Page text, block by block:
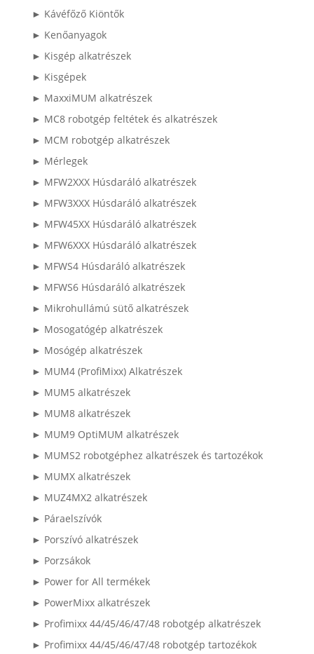
► Kávéfőző Kiöntők
► Kenőanyagok
► Kisgép alkatrészek
► Kisgépek
► MaxxiMUM alkatrészek
► MC8 robotgép feltétek és alkatrészek
► MCM robotgép alkatrészek
► Mérlegek
► MFW2XXX Húsdaráló alkatrészek
► MFW3XXX Húsdaráló alkatrészek
► MFW45XX Húsdaráló alkatrészek
► MFW6XXX Húsdaráló alkatrészek
► MFWS4 Húsdaráló alkatrészek
► MFWS6 Húsdaráló alkatrészek
► Mikrohullámú sütő alkatrészek
► Mosogatógép alkatrészek
► Mosógép alkatrészek
► MUM4 (ProfiMixx) Alkatrészek
► MUM5 alkatrészek
► MUM8 alkatrészek
► MUM9 OptiMUM alkatrészek
► MUMS2 robotgéphez alkatrészek és tartozékok
► MUMX alkatrészek
► MUZ4MX2 alkatrészek
► Páraelszívók
► Porszívó alkatrészek
► Porzsákok
► Power for All termékek
► PowerMixx alkatrészek
► Profimixx 44/45/46/47/48 robotgép alkatrészek
► Profimixx 44/45/46/47/48 robotgép tartozékok